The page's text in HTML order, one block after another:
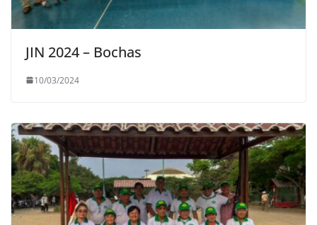
JIN 2024 – Bochas
10/03/2024